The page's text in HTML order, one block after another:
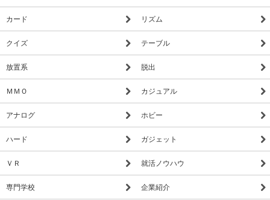
カード リズム
クイズ テーブル
放置系 脱出
ＭＭＯ カジュアル
アナログ ホビー
ハード ガジェット
ＶＲ 就活ノウハウ
専門学校 企業紹介